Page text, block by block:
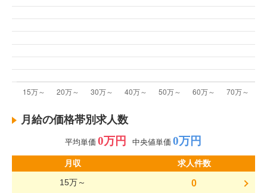
月給の価格帯別求人数
平均単価 0万円 中央値単価 0万円
月収
求人件数
15万～
0